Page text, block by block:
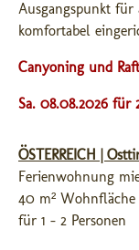
Ausgangspunkt
komfortabel
Canyoning und
Sa. 08.08.2026 für
ÖSTERREICH |
Ferienwohnung
40 m²
für 1 - 2 Personen